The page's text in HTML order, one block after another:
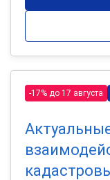
-17% до 17 августа